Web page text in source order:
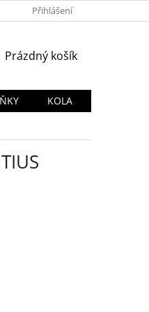
PODMÍNKY OCHRANY OSOBNÍCH
Přihlášení
NÁKUPNÍ
Prázdný košík
KOLA